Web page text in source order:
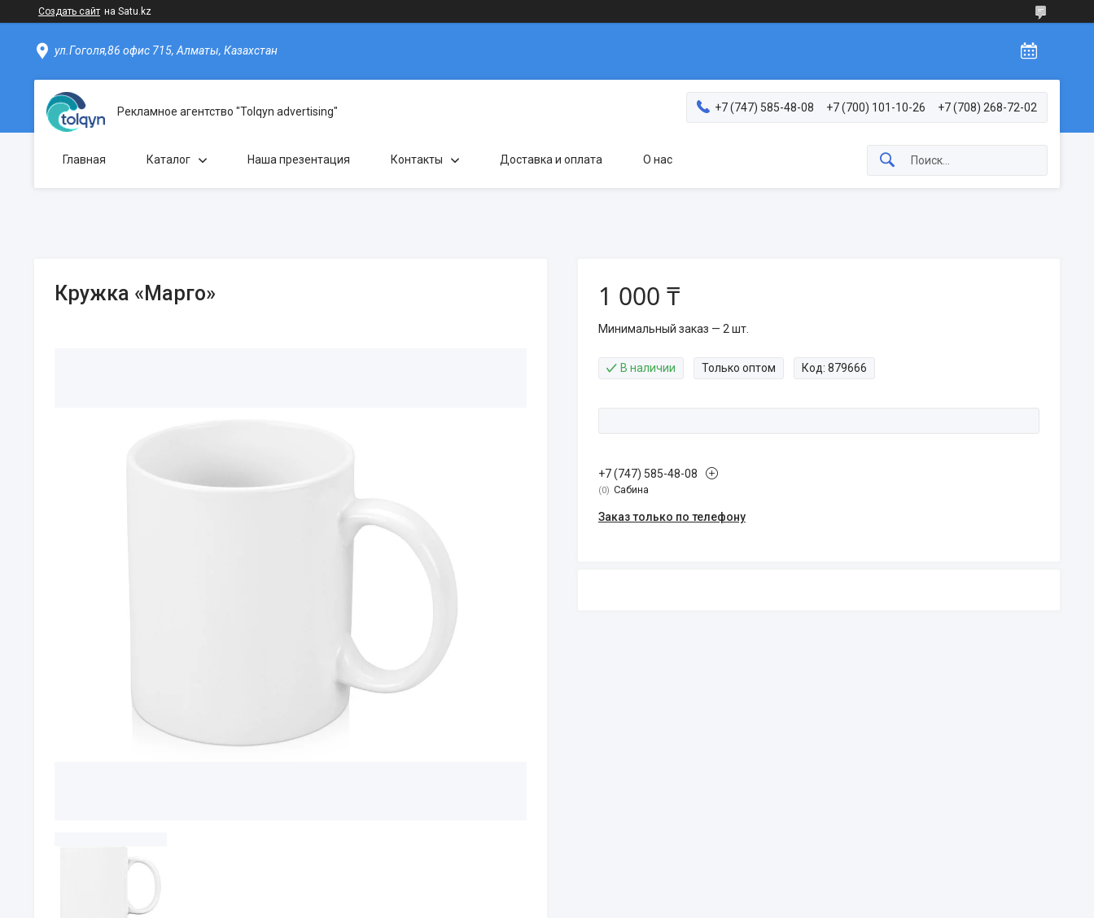
Создать сайт на Satu.kz
ул.Гоголя,86 офис 715, Алматы, Казахстан
Рекламное агентство "Tolqyn advertising" +7 (747) 585-48-08 +7 (700) 101-10-26 +7 (708) 268-72-02
Главная Каталог Наша презентация Контакты Доставка и оплата О нас
Кружка «Марго» 1 000 ₸
Минимальный заказ — 2 шт.
В наличии Только оптом Код: 879666
+7 (747) 585-48-08
0 Сабина
Заказ только по телефону